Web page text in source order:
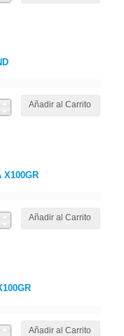
Añadir al Carrito
X100GR
Añadir al Carrito
Añadir al Carrito